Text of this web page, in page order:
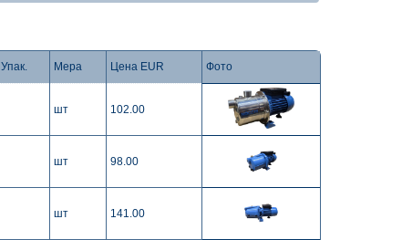
Упак. Мера Цена EUR Фото
шт 102.00
шт 98.00
шт 141.00